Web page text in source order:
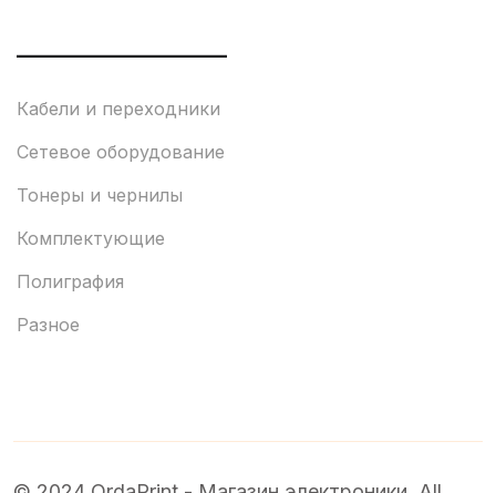
Кабели и переходники
Сетевое оборудование
Тонеры и чернилы
Комплектующие
Полиграфия
Разное